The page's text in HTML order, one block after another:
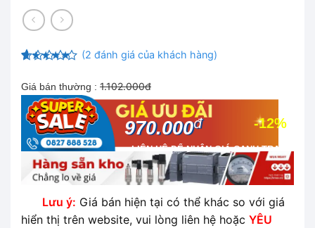
dựa trên
đánh giá
(2 đánh giá của khách hàng)
Giá bán thường : 1.102.000đ
-12%
970.000đ
LIÊN HỆ ĐỂ NHẬN GIÁ CẠNH TRANH
NHẤT THỊ TRƯỜNG
Lưu ý: Giá bán hiện tại có thể khác so với giá
hiển thị trên website, vui lòng liên hệ hoặc YÊU